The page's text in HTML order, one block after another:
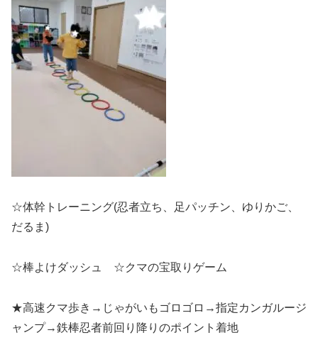
☆体幹トレーニング(忍者立ち、足パッチン、ゆりかご、
だるま)
☆棒よけダッシュ ☆クマの宝取りゲーム
★高速クマ歩き→じゃがいもゴロゴロ→指定カンガルージ
ャンプ→鉄棒忍者前回り降りのポイント着地